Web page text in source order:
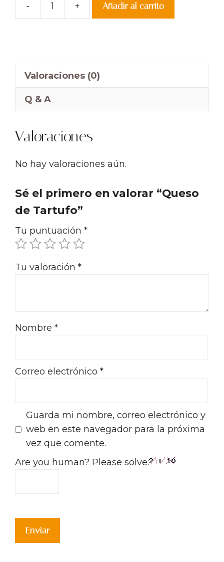
-
Queso
+ Añadir al carrito
Valoraciones (0)
Q & A
Valoraciones
No hay valoraciones aún.
Sé el primero en valorar “Queso
de Tartufo”
Tu puntuación *
Tu valoración *
Nombre *
Correo electrónico *
Guarda mi nombre, correo electrónico y
web en este navegador para la próxima
vez que comente.
Are you human? Please solve: